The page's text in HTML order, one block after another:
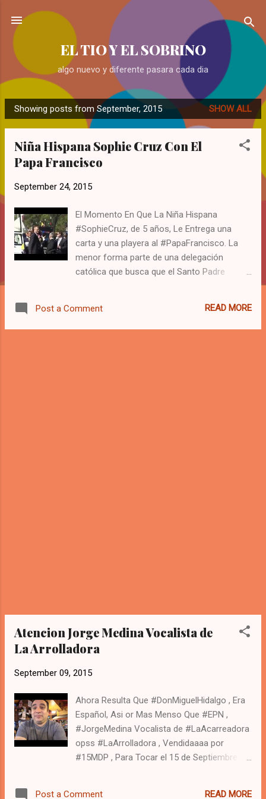
Skip to main content
EL TIO Y EL SOBRINO
algo nuevo y diferente pasara cada dia
P
o
Showing posts from September, 2015 SHOW ALL
Niña Hispana Sophie Cruz Con El
Papa Francisco
September 24, 2015
El Momento En Que La Niña Hispana
#SophieCruz, de 5 años, Le Entrega una
carta y una playera al #PapaFrancisco. La
menor forma parte de una delegación
católica que busca que el Santo Padre
#‎FranciscoEnAmerica
Post a Comment READ MORE
Atencion Jorge Medina Vocalista de
La Arrolladora
September 09, 2015
Ahora Resulta Que #DonMiguelHidalgo , Era
Español, Asi or Mas Menso Que #EPN ,
#JorgeMedina Vocalista de #LaAcarreadora
opss #LaArrolladora , Vendidaaaa por
#15MDP , Para Tocar el 15 de Septiembre En
Post a Comment READ MORE